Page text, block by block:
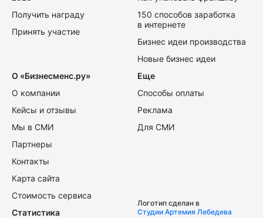
Получить награду
Принять участие
150 способов заработка
в интернете
Бизнес идеи производства
Новые бизнес идеи
О «Бизнесменс.ру»
О компании
Кейсы и отзывы
Мы в СМИ
Партнеры
Контакты
Карта сайта
Стоимость сервиса
Еще
Способы оплаты
Реклама
Для СМИ
Статистика
Логотип сделан в
Студии Артемия Лебедева